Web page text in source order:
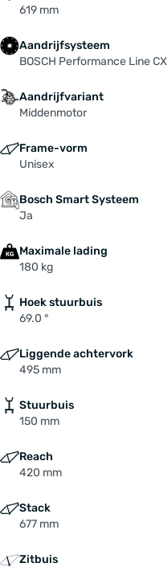
619 mm
Aandrijfsysteem
BOSCH Performance Line CX
Aandrijfvariant
Middenmotor
Frame-vorm
Unisex
Bosch Smart Systeem
Ja
Maximale lading
180 kg
Hoek stuurbuis
69.0 °
Liggende achtervork
495 mm
Stuurbuis
150 mm
Reach
420 mm
Stack
677 mm
Zitbuis